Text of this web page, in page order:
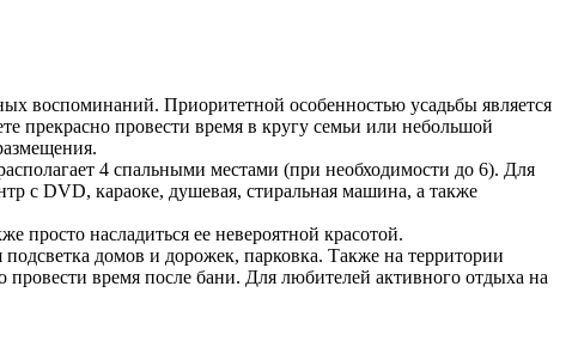
воспоминаний. Приоритетной особенностью усадьбы является
прекрасно провести время в кругу семьи или небольшой
4 спальными местами (при необходимости до 6). Для
с DVD, караоке, душевая, стиральная машина, а также
просто насладиться ее невероятной красотой.
домов и дорожек, парковка. Также на территории
время после бани. Для любителей активного отдыха на